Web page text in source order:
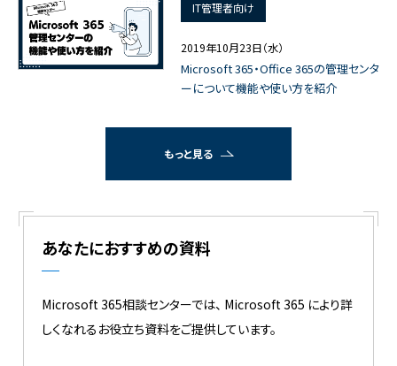
IT管理者向け
2019年10月23日（水）
Microsoft 365・Office 365の管理センタ
ーについて機能や使い方を紹介
もっと見る
あなたにおすすめの資料
Microsoft 365相談センターでは、 Microsoft 365 により詳
しくなれるお役立ち資料をご提供しています。